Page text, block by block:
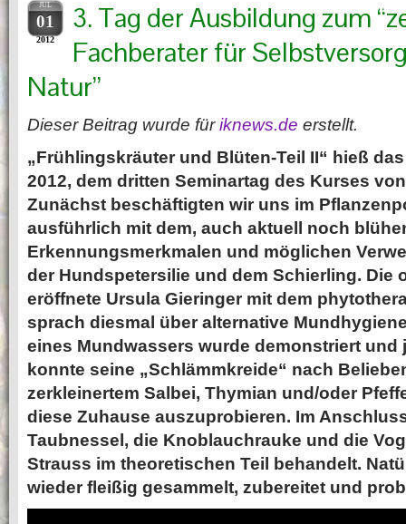
JUL
01
2012
3. Tag der Ausbildung zum
Fachberater für
Natur”
Dieser Beitrag wurde füriknews.de erstellt.
„Frühlingskräuter und Blüten-Teil II“ hieß
2012, dem dritten Seminartag des Kurses
Zunächst beschäftigten wir uns im
ausführlich mit dem, auch aktuell noch
Erkennungsmerkmalen und möglichen
der Hundspetersilie und dem Schierling. Die
eröffnete Ursula Gieringer mit dem
sprach diesmal über alternative
eines Mundwassers wurde demonstriert und
konnte seine „Schlämmkreide“ nach
zerkleinertem Salbei, Thymian und/oder
diese Zuhause auszuprobieren. Im
Taubnessel, die Knoblauchrauke und die
Strauss im theoretischen Teil behandelt.
wieder fleißig gesammelt, zubereitet und